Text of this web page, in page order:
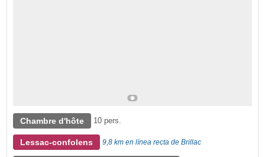
Chambre d'hôte 10 pers.
Lessac-confolens 9,8 km en línea recta de Brillac